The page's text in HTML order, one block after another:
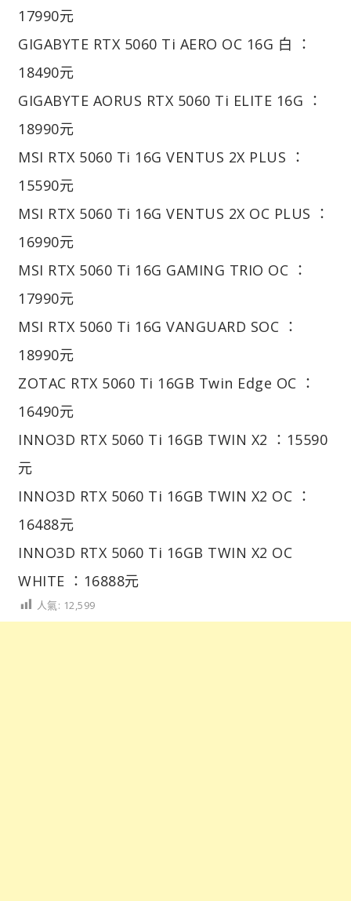
17990元
GIGABYTE RTX 5060 Ti AERO OC 16G 白 ：
18490元
GIGABYTE AORUS RTX 5060 Ti ELITE 16G ：
18990元
MSI RTX 5060 Ti 16G VENTUS 2X PLUS ：
15590元
MSI RTX 5060 Ti 16G VENTUS 2X OC PLUS ：
16990元
MSI RTX 5060 Ti 16G GAMING TRIO OC ：
17990元
MSI RTX 5060 Ti 16G VANGUARD SOC ：
18990元
ZOTAC RTX 5060 Ti 16GB Twin Edge OC ：
16490元
INNO3D RTX 5060 Ti 16GB TWIN X2 ：15590
元
INNO3D RTX 5060 Ti 16GB TWIN X2 OC ：
16488元
INNO3D RTX 5060 Ti 16GB TWIN X2 OC
WHITE ：16888元
人氣: 12,599